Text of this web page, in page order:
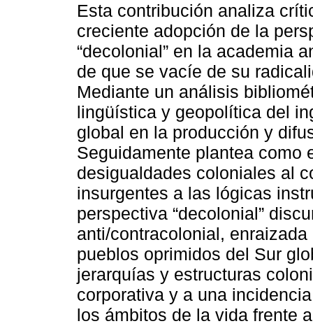
Esta contribución analiza
creciente adopción de la
“decolonial” en la academia
de que se vacíe de su
Mediante un análisis
lingüística y geopolítica del
global en la producción y
Seguidamente plantea como
desigualdades coloniales al
insurgentes a las lógicas
perspectiva “decolonial”
anti/contracolonial,
pueblos oprimidos del Sur
jerarquías y estructuras
corporativa y a una
los ámbitos de la vida frente